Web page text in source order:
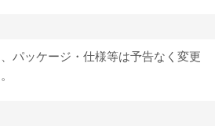
ト(5冊)
630
パッケージ・仕様等は予告なく変更